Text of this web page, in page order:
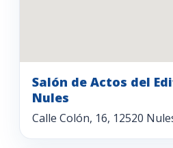
Salón de Actos del
Nules
Calle Colón, 16, 12520